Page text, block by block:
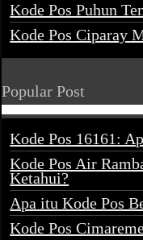
Kode Pos Puhun
Kode Pos Ciparay
Popular Post
Kode Pos 16161:
Kode Pos Air
Ketahui?
Apa itu Kode Pos
Kode Pos